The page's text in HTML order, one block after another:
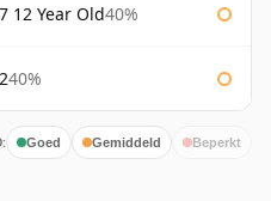
12 Year Old40%
40%
Goed Gemiddeld Beperkt